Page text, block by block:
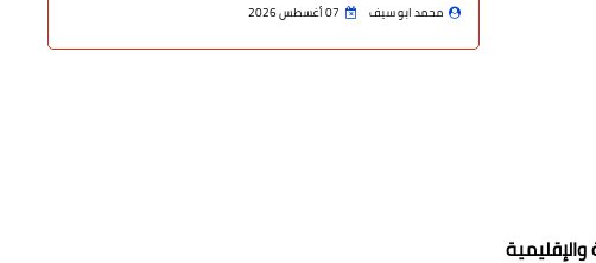
محمد ابو سيف 07 أغسطس 2026